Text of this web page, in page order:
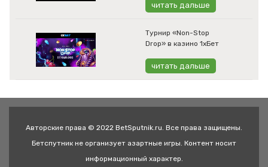
читать дальше
Турнир «Non-Stop
Drop» в казино 1хБет
читать дальше
Авторские права © 2022 BetSputnik.ru. Все права защищены.
Бетспутник не организует азартные игры. Контент носит
информационный характер.